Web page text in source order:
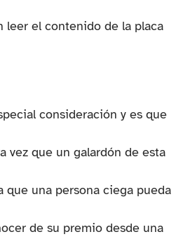
leer el contenido de la placa
consideración y es que
vez que un galardón de esta
que una persona ciega pueda
de su premio desde una